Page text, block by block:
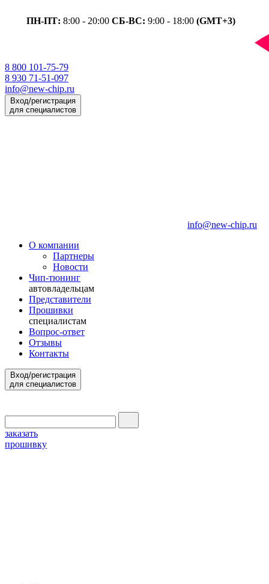
ПН-ПТ: 8:00 - 20:00 СБ-ВС: 9:00 - 18:00 (GMT+3)
8 800 101-75-79
8 930 71-51-097
info@new-chip.ru
Вход/регистрация
для специалистов
info@new-chip.ru
О компании
Партнеры
Новости
Чип-тюнинг
автовладельцам
Представители
Прошивки
специалистам
Вопрос-ответ
Отзывы
Контакты
Вход/регистрация
для специалистов
заказать
прошивку